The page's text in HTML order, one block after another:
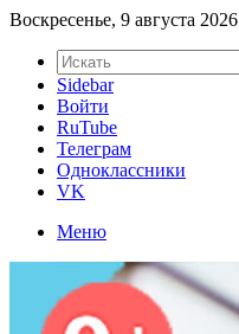
Воскресенье, 9 августа 2026
Sidebar
Войти
RuTube
Телеграм
Одноклассники
VK
Меню